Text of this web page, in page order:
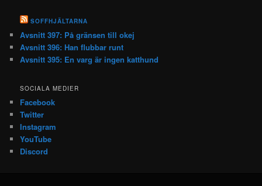
SOFFHJÄLTARNA
Avsnitt 397: På gränsen till okej
Avsnitt 396: Han flubbar runt
Avsnitt 395: En varg är ingen katthund
SOCIALA MEDIER
Facebook
Twitter
Instagram
YouTube
Discord